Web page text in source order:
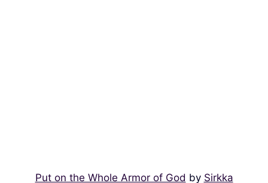
Put on the Whole Armor of God by Sirkka